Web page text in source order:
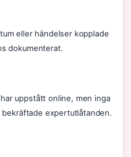
eller händelser kopplade
dokumenterat.
uppstått online, men inga
expertutlåtanden.